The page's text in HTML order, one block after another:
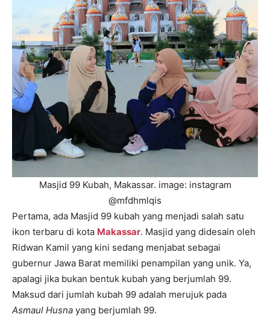
Masjid 99 Kubah, Makassar. image: instagram
@mfdhmlqis
Pertama, ada Masjid 99 kubah yang menjadi salah satu
ikon terbaru di kota Makassar. Masjid yang didesain oleh
Ridwan Kamil yang kini sedang menjabat sebagai
gubernur Jawa Barat memiliki penampilan yang unik. Ya,
apalagi jika bukan bentuk kubah yang berjumlah 99.
Maksud dari jumlah kubah 99 adalah merujuk pada
Asmaul Husna yang berjumlah 99.